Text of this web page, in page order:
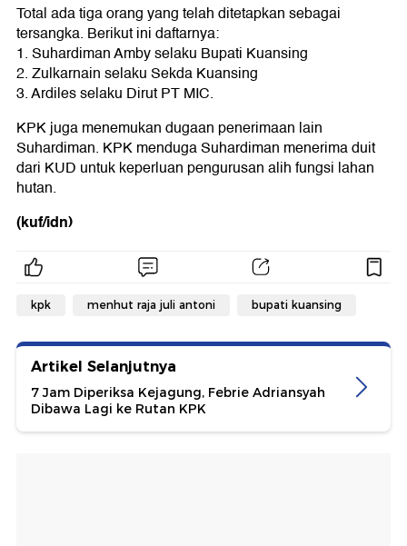
Total ada tiga orang yang telah ditetapkan sebagai
tersangka. Berikut ini daftarnya:
1. Suhardiman Amby selaku Bupati Kuansing
2. Zulkarnain selaku Sekda Kuansing
3. Ardiles selaku Dirut PT MIC.
KPK juga menemukan dugaan penerimaan lain
Suhardiman. KPK menduga Suhardiman menerima duit
dari KUD untuk keperluan pengurusan alih fungsi lahan
hutan.
(kuf/idn)
kpk menhut raja juli antoni bupati kuansing
Artikel Selanjutnya
7 Jam Diperiksa Kejagung, Febrie Adriansyah
Dibawa Lagi ke Rutan KPK